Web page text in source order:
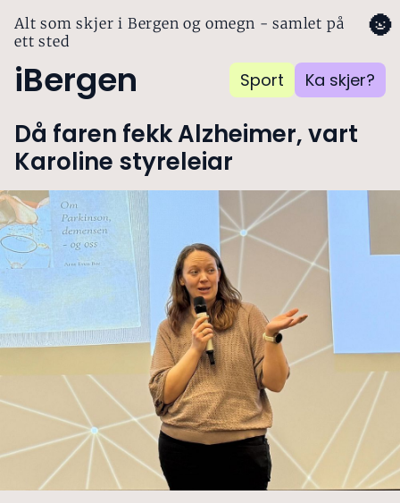
Alt som skjer i Bergen og omegn - samlet på
ett sted
iBergen Sport Ka skjer?
🌚
Då faren fekk Alzheimer, vart
Karoline styreleiar